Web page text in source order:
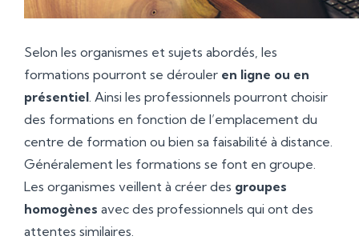
Selon les organismes et sujets abordés, les
formations pourront se dérouler en ligne ou en
présentiel. Ainsi les professionnels pourront choisir
des formations en fonction de l’emplacement du
centre de formation ou bien sa faisabilité à distance.
Généralement les formations se font en groupe.
Les organismes veillent à créer des groupes
homogènes avec des professionnels qui ont des
attentes similaires.